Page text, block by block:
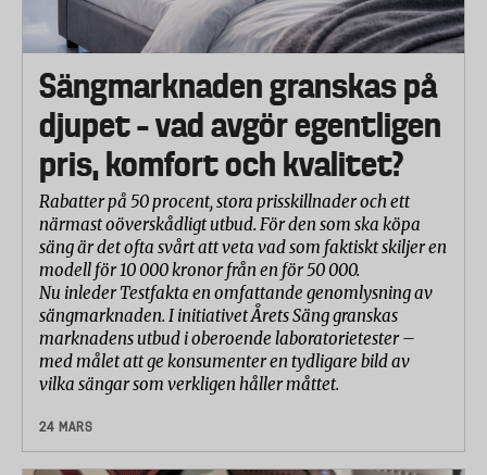
Sängmarknaden granskas på
djupet – vad avgör egentligen
pris, komfort och kvalitet?
Rabatter på 50 procent, stora prisskillnader och ett
närmast oöverskådligt utbud. För den som ska köpa
säng är det ofta svårt att veta vad som faktiskt skiljer en
modell för 10 000 kronor från en för 50 000.
Nu inleder Testfakta en omfattande genomlysning av
sängmarknaden. I initiativet Årets Säng granskas
marknadens utbud i oberoende laboratorietester –
med målet att ge konsumenter en tydligare bild av
vilka sängar som verkligen håller måttet.
24 MARS